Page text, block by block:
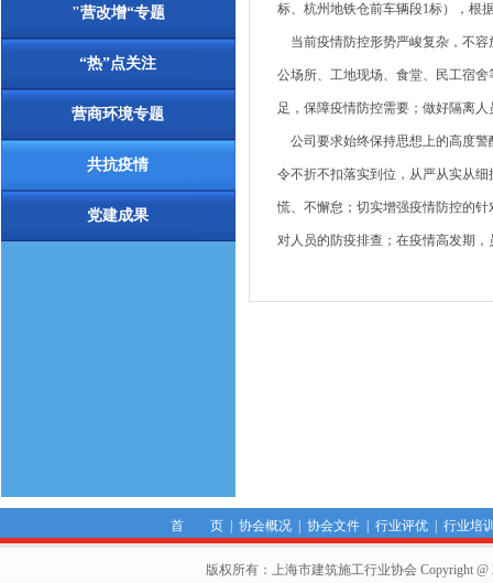
"营改增“专题
“热”点关注
营商环境专题
共抗疫情
党建成果
标、杭州地铁仓前车辆段1标），根
当前疫情防控形势严峻复杂，不容
公场所、工地现场、食堂、民工宿
足，保障疫情防控需要；做好隔离
公司要求始终保持思想上的高度警
令不折不扣落实到位，从严从实从
慌、不懈怠；切实增强疫情防控的
对人员的防疫排查；在疫情高发期
首 页| 协会概况| 协会文件| 行业评优| 行业培
版权所有：上海市建筑施工行业协会 Copyright @